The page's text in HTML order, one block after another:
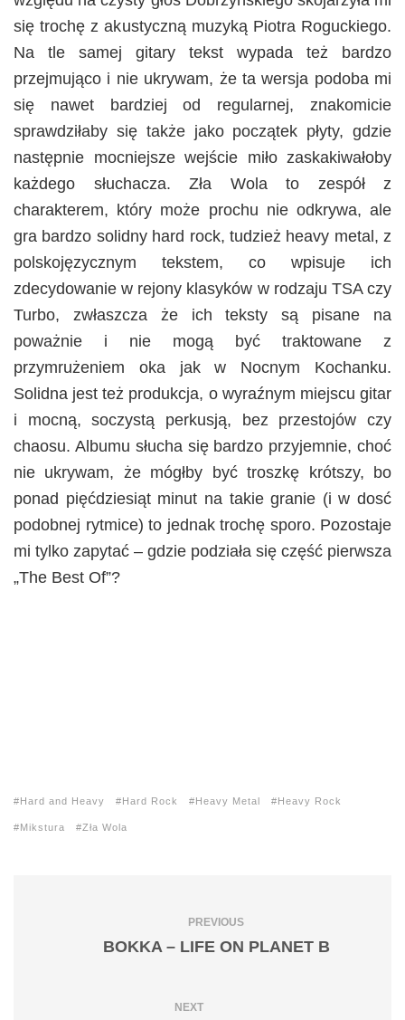
się trochę z akustyczną muzyką Piotra Roguckiego.
Na tle samej gitary tekst wypada też bardzo
przejmująco i nie ukrywam, że ta wersja podoba mi
się nawet bardziej od regularnej, znakomicie
sprawdziłaby się także jako początek płyty, gdzie
następnie mocniejsze wejście miło zaskakiwałoby
każdego słuchacza. Zła Wola to zespół z
charakterem, który może prochu nie odkrywa, ale
gra bardzo solidny hard rock, tudzież heavy metal, z
polskojęzycznym tekstem, co wpisuje ich
zdecydowanie w rejony klasyków w rodzaju TSA czy
Turbo, zwłaszcza że ich teksty są pisane na
poważnie i nie mogą być traktowane z
przymrużeniem oka jak w Nocnym Kochanku.
Solidna jest też produkcja, o wyraźnym miejscu gitar
i mocną, soczystą perkusją, bez przestojów czy
chaosu. Albumu słucha się bardzo przyjemnie, choć
nie ukrywam, że mógłby być troszkę krótszy, bo
ponad pięćdziesiąt minut na takie granie (i w dosć
podobnej rytmice) to jednak trochę sporo. Pozostaje
mi tylko zapytać – gdzie podziała się część pierwsza
„The Best Of”?
Hard and Heavy Hard Rock Heavy Metal Heavy Rock
Mikstura Zła Wola
PREVIOUS
BOKKA – LIFE ON PLANET B
NEXT